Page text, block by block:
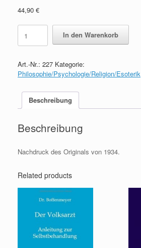
44,90 €
Raumüberwindende
Mächte
quantity
In den Warenkorb
Art.-Nr.: 227 Kategorie:
Philosophie/Psychologie/Religion/Esoterik
Beschreibung
Beschreibung
Nachdruck des Originals von 1934.
Related products